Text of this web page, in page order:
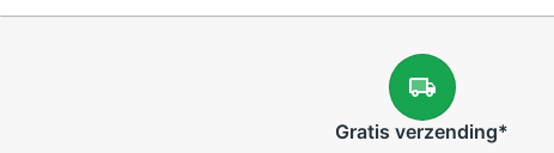
Gratis verzending*